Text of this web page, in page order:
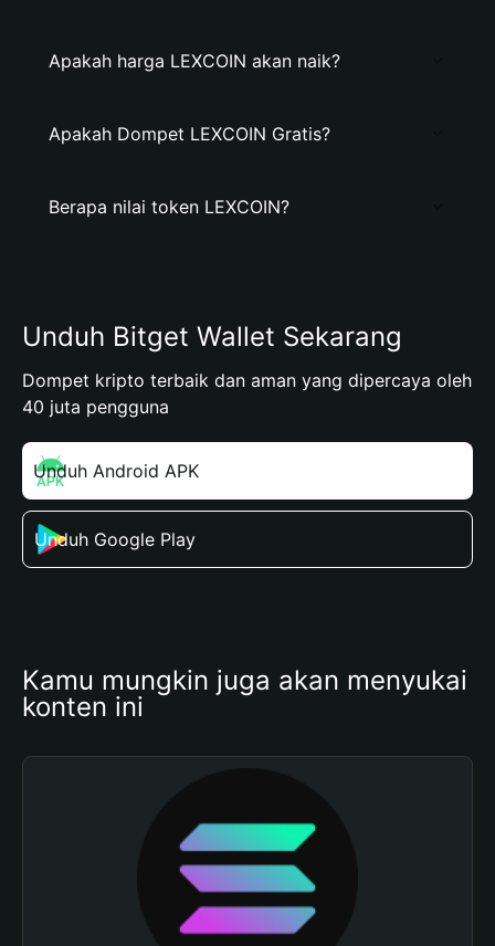
Apakah harga LEXCOIN akan naik?
Apakah Dompet LEXCOIN Gratis?
Berapa nilai token LEXCOIN?
Unduh Bitget Wallet Sekarang
Dompet kripto terbaik dan aman yang dipercaya oleh
40 juta pengguna
Unduh Android APK
Unduh Google Play
Kamu mungkin juga akan menyukai
konten ini